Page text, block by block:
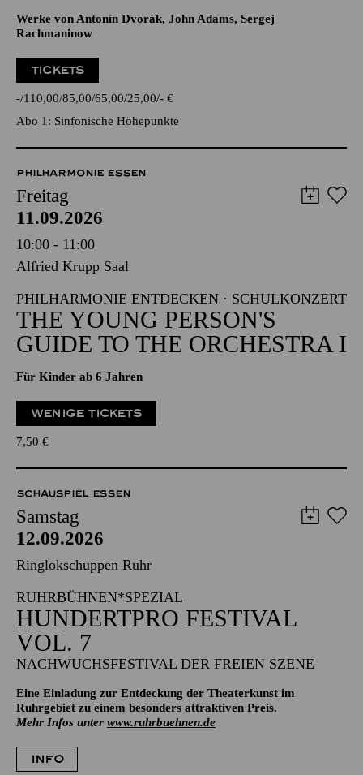
Werke von Antonín Dvorák, John Adams, Sergej
Rachmaninow
TICKETS
- 110,00 85,00 65,00 25,00 - €
Abo 1: Sinfonische Höhepunkte
PHILHARMONIE ESSEN
Freitag
11.09.2026
10:00 - 11:00
Alfried Krupp Saal
PHILHARMONIE ENTDECKEN · SCHULKONZERT
THE YOUNG PERSON'S
GUIDE TO THE ORCHESTRA I
Für Kinder ab 6 Jahren
WENIGE TICKETS
7,50 €
SCHAUSPIEL ESSEN
Samstag
12.09.2026
Ringlokschuppen Ruhr
RUHRBÜHNEN*SPEZIAL
HUNDERTPRO FESTIVAL
VOL. 7
NACHWUCHSFESTIVAL DER FREIEN SZENE
Eine Einladung zur Entdeckung der Theaterkunst im
Ruhrgebiet zu einem besonders attraktiven Preis.
Mehr Infos unter www.ruhrbuehnen.de
INFO